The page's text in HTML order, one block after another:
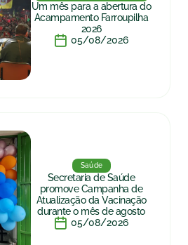
Um mês para a abertura do
Acampamento Farroupilha
2026
05/08/2026
Saúde
Secretaria de Saúde
promove Campanha de
Atualização da Vacinação
durante o mês de agosto
05/08/2026